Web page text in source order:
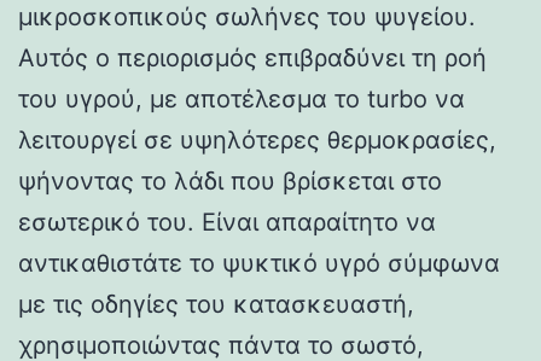
μικροσκοπικούς σωλήνες του ψυγείου.
Αυτός ο περιορισμός επιβραδύνει τη ροή
του υγρού, με αποτέλεσμα το turbo να
λειτουργεί σε υψηλότερες θερμοκρασίες,
ψήνοντας το λάδι που βρίσκεται στο
εσωτερικό του. Είναι απαραίτητο να
αντικαθιστάτε το ψυκτικό υγρό σύμφωνα
με τις οδηγίες του κατασκευαστή,
χρησιμοποιώντας πάντα το σωστό,